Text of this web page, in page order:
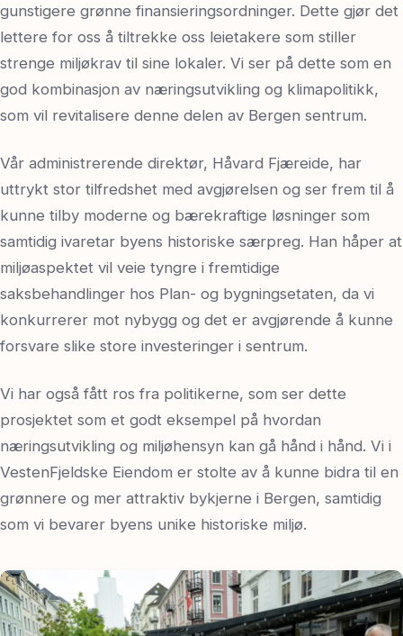
gunstigere grønne finansieringsordninger. Dette gjør det
lettere for oss å tiltrekke oss leietakere som stiller
strenge miljøkrav til sine lokaler. Vi ser på dette som en
god kombinasjon av næringsutvikling og klimapolitikk,
som vil revitalisere denne delen av Bergen sentrum.
Vår administrerende direktør, Håvard Fjæreide, har
uttrykt stor tilfredshet med avgjørelsen og ser frem til å
kunne tilby moderne og bærekraftige løsninger som
samtidig ivaretar byens historiske særpreg. Han håper at
miljøaspektet vil veie tyngre i fremtidige
saksbehandlinger hos Plan- og bygningsetaten, da vi
konkurrerer mot nybygg og det er avgjørende å kunne
forsvare slike store investeringer i sentrum.
Vi har også fått ros fra politikerne, som ser dette
prosjektet som et godt eksempel på hvordan
næringsutvikling og miljøhensyn kan gå hånd i hånd. Vi i
VestenFjeldske Eiendom er stolte av å kunne bidra til en
grønnere og mer attraktiv bykjerne i Bergen, samtidig
som vi bevarer byens unike historiske miljø.